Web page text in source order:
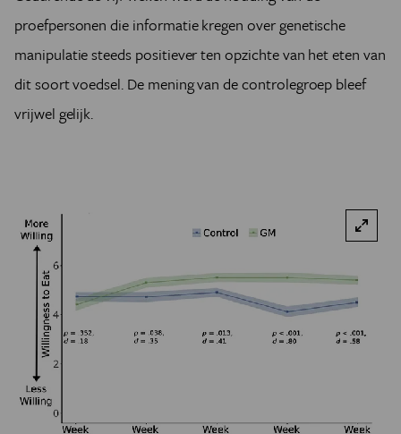
proefpersonen die informatie kregen over genetische
manipulatie steeds positiever ten opzichte van het eten van
dit soort voedsel. De mening van de controlegroep bleef
vrijwel gelijk.